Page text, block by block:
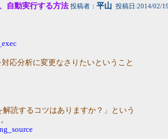
自動実行する方法 投稿者： 平山 投稿日:2014/02/
応分析に変更なさりたいということ
読するコツはありますか？」という